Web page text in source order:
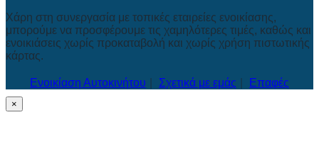
Χάρη στη συνεργασία με τοπικές εταιρείες ενοικίασης,
μπορούμε να προσφέρουμε τις χαμηλότερες τιμές, καθώς και
ενοικιάσεις χωρίς προκαταβολή και χωρίς χρήση πιστωτικής
κάρτας.
Ενοικίαση Αυτοκινήτου Σχετικά με εμάς Επαφές
×